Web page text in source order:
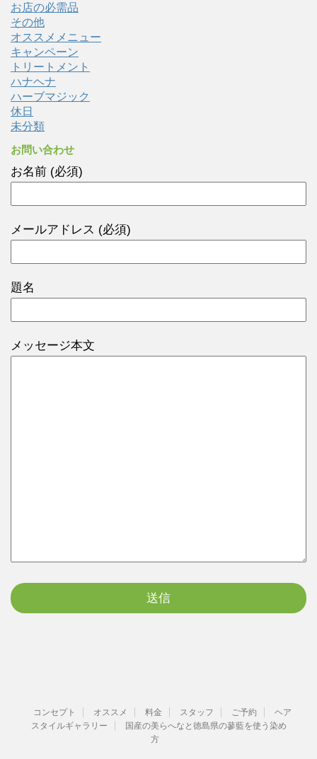
お店の必需品
その他
オススメメニュー
キャンペーン
トリートメント
ハナヘナ
ハーブマジック
休日
未分類
お問い合わせ
お名前 (必須)
メールアドレス (必須)
題名
メッセージ本文
コンセプト オススメ 料金 スタッフ ご予約
ヘア
スタイルギャラリー
国産の美らへなと徳島県の蓼藍を使う染め
方